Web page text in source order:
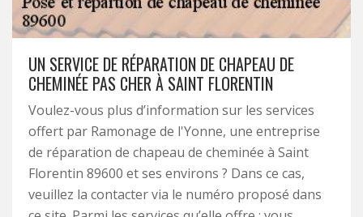
UN SERVICE DE RÉPARATION DE CHAPEAU DE
CHEMINÉE PAS CHER À SAINT FLORENTIN
Voulez-vous plus d’information sur les services
offert par Ramonage de l'Yonne, une entreprise
de réparation de chapeau de cheminée à Saint
Florentin 89600 et ses environs ? Dans ce cas,
veuillez la contacter via le numéro proposé dans